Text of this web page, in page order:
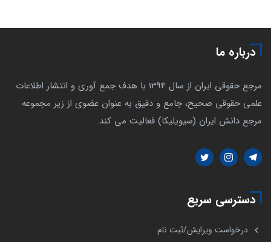
درباره ما
مرجع حقوقی ایران از سال 1394 با هدف جمع آوری و انتشار اطلاعات
علمی حقوقی صحیح، جامع و دقیق به عنوان عضوی از زیر مجموعه
مرجع دانش ایران (سیویلیکا) فعالیت می کند.
دسترسی سریع
درخواست ویرایش/ثبت نام